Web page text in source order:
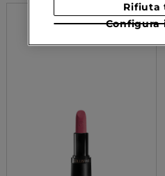
Configura
Rifiuta